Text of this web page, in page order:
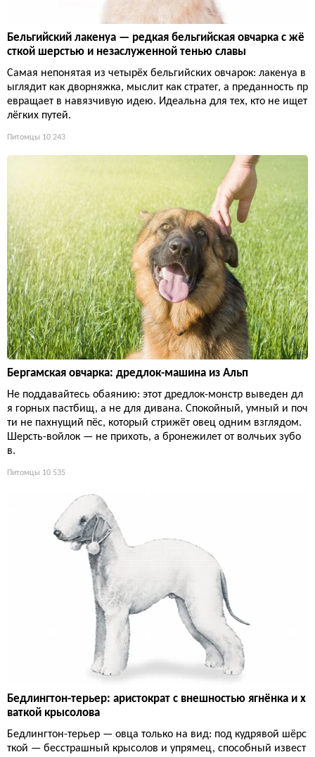
Бельгийский лакенуа — редкая бельгийская овчарка с жё
сткой шерстью и незаслуженной тенью славы
Самая непонятая из четырёх бельгийских овчарок: лакенуа в
ыглядит как дворняжка, мыслит как стратег, а преданность пр
евращает в навязчивую идею. Идеальна для тех, кто не ищет
лёгких путей.
Питомцы 10 243
Бергамская овчарка: дредлок-машина из Альп
Не поддавайтесь обаянию: этот дредлок-монстр выведен дл
я горных пастбищ, а не для дивана. Спокойный, умный и поч
ти не пахнущий пёс, который стрижёт овец одним взглядом.
Шерсть-войлок — не прихоть, а бронежилет от волчьих зубо
в.
Питомцы 10 535
Бедлингтон-терьер: аристократ с внешностью ягнёнка и х
ваткой крысолова
Бедлингтон-терьер — овца только на вид: под кудрявой шёрс
ткой — бесстрашный крысолов и упрямец, способный извест